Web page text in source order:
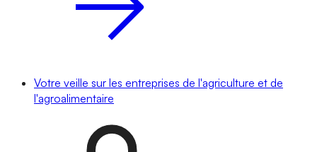
Votre veille sur les entreprises de l'agriculture et de
l'agroalimentaire